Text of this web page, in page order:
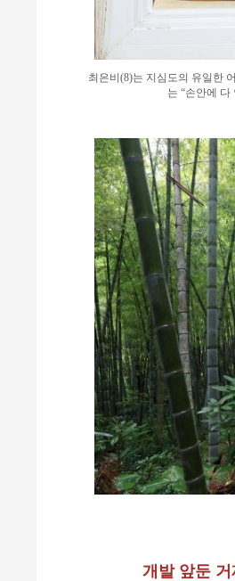
최은비(8)는 지심도의 유일한
는 “손안에
개발 앞둔